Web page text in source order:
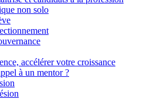
non solo
accélérer votre croissance
à un mentor ?